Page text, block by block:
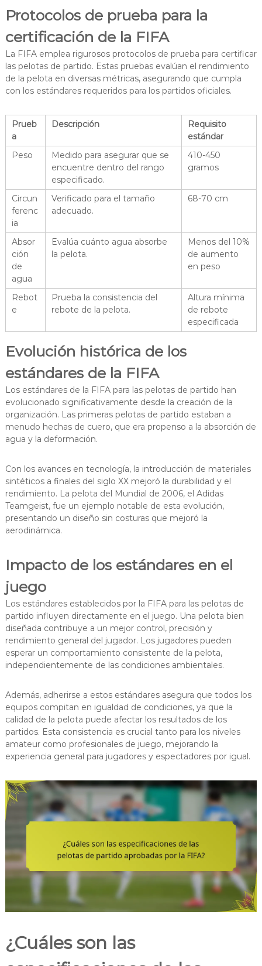
Protocolos de prueba para la
certificación de la FIFA
La FIFA emplea rigurosos protocolos de prueba para certificar
las pelotas de partido. Estas pruebas evalúan el rendimiento
de la pelota en diversas métricas, asegurando que cumpla
con los estándares requeridos para los partidos oficiales.
Prueb
a
Descripción
Requisito
estándar
Peso
Medido para asegurar que se
encuentre dentro del rango
especificado.
410-450
gramos
Circun
ferenc
ia
Verificado para el tamaño
adecuado.
68-70 cm
Absor
ción
de
agua
Evalúa cuánto agua absorbe
la pelota.
Menos del 10%
de aumento
en peso
Rebot
e
Prueba la consistencia del
rebote de la pelota.
Altura mínima
de rebote
especificada
Evolución histórica de los
estándares de la FIFA
Los estándares de la FIFA para las pelotas de partido han
evolucionado significativamente desde la creación de la
organización. Las primeras pelotas de partido estaban a
menudo hechas de cuero, que era propenso a la absorción de
agua y la deformación.
Con los avances en tecnología, la introducción de materiales
sintéticos a finales del siglo XX mejoró la durabilidad y el
rendimiento. La pelota del Mundial de 2006, el Adidas
Teamgeist, fue un ejemplo notable de esta evolución,
presentando un diseño sin costuras que mejoró la
aerodinámica.
Impacto de los estándares en el
juego
Los estándares establecidos por la FIFA para las pelotas de
partido influyen directamente en el juego. Una pelota bien
diseñada contribuye a un mejor control, precisión y
rendimiento general del jugador. Los jugadores pueden
esperar un comportamiento consistente de la pelota,
independientemente de las condiciones ambientales.
Además, adherirse a estos estándares asegura que todos los
equipos compitan en igualdad de condiciones, ya que la
calidad de la pelota puede afectar los resultados de los
partidos. Esta consistencia es crucial tanto para los niveles
amateur como profesionales de juego, mejorando la
experiencia general para jugadores y espectadores por igual.
¿Cuáles son las